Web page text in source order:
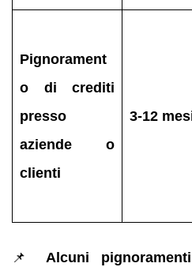
Pignorament
o di crediti
presso
aziende o
clienti
3-12
📌 Alcuni